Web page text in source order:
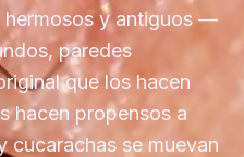
hermosos y antiguos —
paredes
que los hacen
hacen propensos a
cucarachas se muevan